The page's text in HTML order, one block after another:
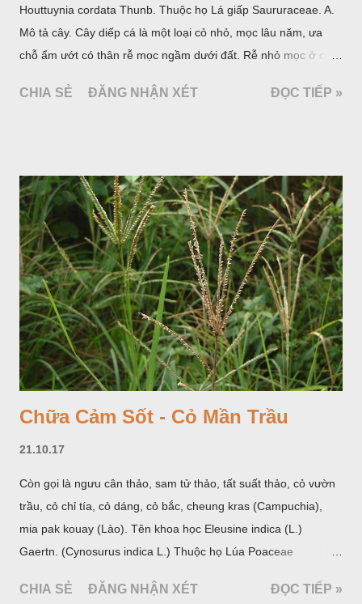
Houttuynia cordata Thunb. Thuộc họ Lá giấp Saururaceae. A.
Mô tả cây. Cây diếp cá là một loại cỏ nhỏ, mọc lâu năm, ưa
chỗ ẩm ướt có thân rễ mọc ngầm dưới đất. Rễ nhỏ mọc ở các
cách, hình tim, đầu lá, hơi nhọn hay nhọn hẳn. Hoa nhỏ màu
cá. Hoa nở về mùa hạ vào các tháng 5-8. (Hình dưới).
CHIA SẺ ĐĂNG NHẬN XÉT ĐỌC TIẾP »
Chữa Cảm Sốt - Cỏ Mần Trầu
21.10.17
Còn gọi là ngưu cân thảo, sam tử thảo, tất suất thảo, cỏ vườn
trầu, cỏ chỉ tía, cỏ dáng, cỏ bắc, cheung kras (Campuchia),
mia pak kouay (Lào). Tên khoa học Eleusine indica (L.)
Gaertn. (Cynosurus indica L.) Thuộc họ Lúa Poaceae
CHIA SẺ ĐĂNG NHẬN XÉT ĐỌC TIẾP »